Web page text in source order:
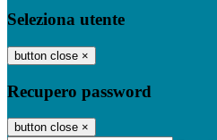
Seleziona utente
button close ×
Recupero password
button close ×